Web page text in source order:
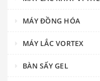
MÁY ĐỒNG HÓA
MÁY LẮC VORTEX
BÀN SẤY GEL